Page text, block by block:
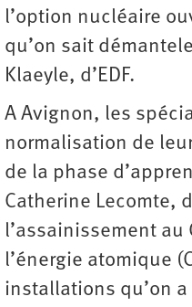
l’option nucléaire
qu’on sait
Klaeyle, d’EDF.
A Avignon, les
normalisation de
de la phase
Catherine Lecomte,
l’assainissement au
l’énergie atomique
installations qu’on